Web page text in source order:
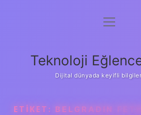
Anasayfa
Yasal Uyarı
menüyü
Teknoloji
Dijital dünyada keyifli
ETIKET: BELGRADIN